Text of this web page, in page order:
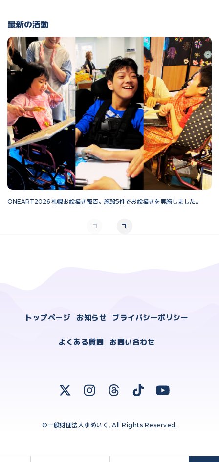
最新の活動
ONEART2026 札幌お絵描き報告。施設5件でお絵描きを実施しました。
トップページ お知らせ プライバシーポリシー
よくある質問 お問い合わせ
©一般財団法人ゆめいく, All Rights Reserved.